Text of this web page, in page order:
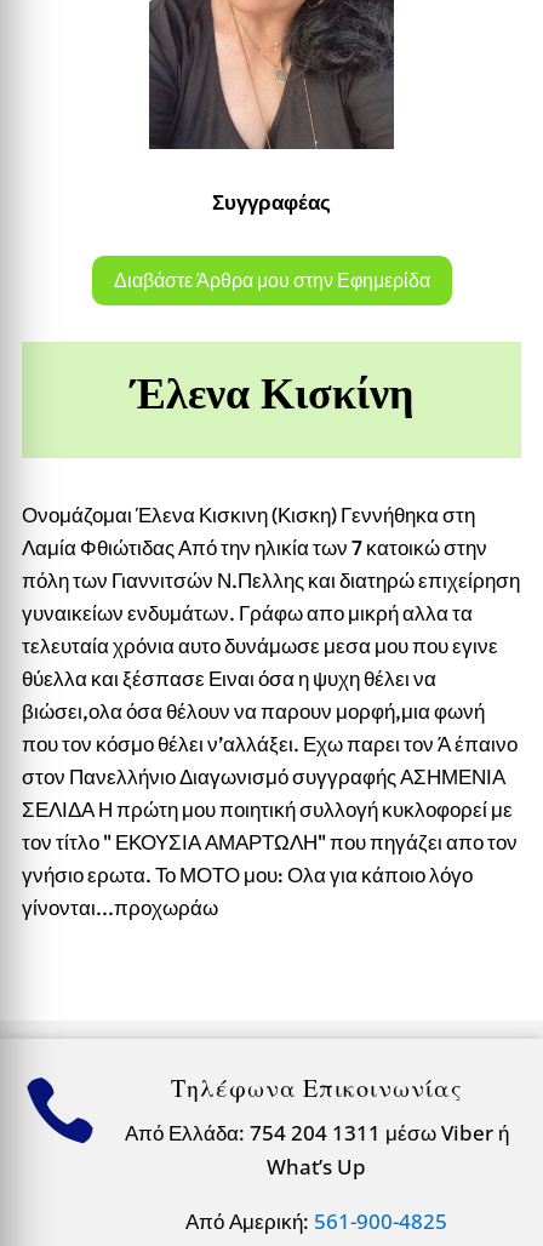
Συγγραφέας
Διαβάστε Άρθρα μου στην Εφημερίδα
Έλενα Κισκίνη
Ονομάζομαι Έλενα Κισκινη (Κισκη) Γεννήθηκα στη
Λαμία Φθιώτιδας Από την ηλικία των 7 κατοικώ στην
πόλη των Γιαννιτσών Ν.Πελλης και διατηρώ επιχείρηση
γυναικείων ενδυμάτων. Γράφω απο μικρή αλλα τα
τελευταία χρόνια αυτο δυνάμωσε μεσα μου που εγινε
θύελλα και ξέσπασε Ειναι όσα η ψυχη θέλει να
βιώσει,ολα όσα θέλουν να παρουν μορφή,μια φωνή
που τον κόσμο θέλει ν’αλλάξει. Εχω παρει τον Ά έπαινο
στον Πανελλήνιο Διαγωνισμό συγγραφής ΑΣΗΜΕΝΙΑ
ΣΕΛΙΔΑ Η πρώτη μου ποιητική συλλογή κυκλοφορεί με
τον τίτλο " ΕΚΟΥΣΙΑ ΑΜΑΡΤΩΛΗ" που πηγάζει απο τον
γνήσιο ερωτα. Το ΜΟΤΟ μου: Ολα για κάποιο λόγο
γίνονται...προχωράω
 Τηλέφωνα Επικοινωνίας
Από Ελλάδα: 754 204 1311 μέσω Viber ή
What’s Up
Από Αμερική: 561-900-4825